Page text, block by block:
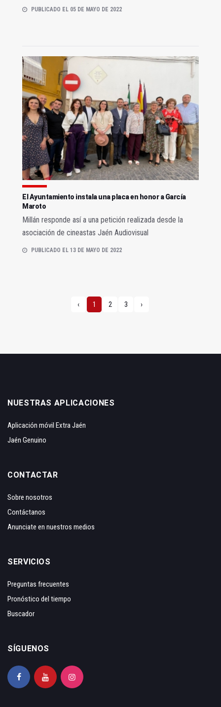
PUBLICADO EL 05 DE MAYO DE 2022
El Ayuntamiento instala una placa en honor a García
Maroto
Millán responde así a una petición realizada desde la
asociación de cineastas Jaén Audiovisual
PUBLICADO EL 13 DE MAYO DE 2022
‹ 1 2 3 ›
NUESTRAS APLICACIONES
Aplicación móvil Extra Jaén
Jaén Genuino
CONTACTAR
Sobre nosotros
Contáctanos
Anunciate en nuestros medios
SERVICIOS
Preguntas frecuentes
Pronóstico del tiempo
Buscador
SÍGUENOS